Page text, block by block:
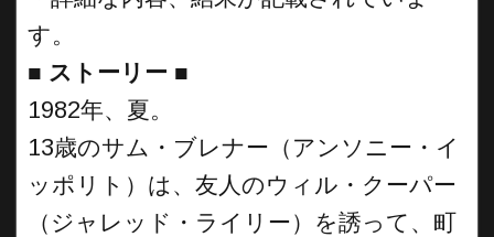
す。
■ ストーリー ■
1982年、夏。
13歳のサム・ブレナー（アンソニー・イ
ッポリト）は、友人のウィル・クーパー
（ジャレッド・ライリー）を誘って、町